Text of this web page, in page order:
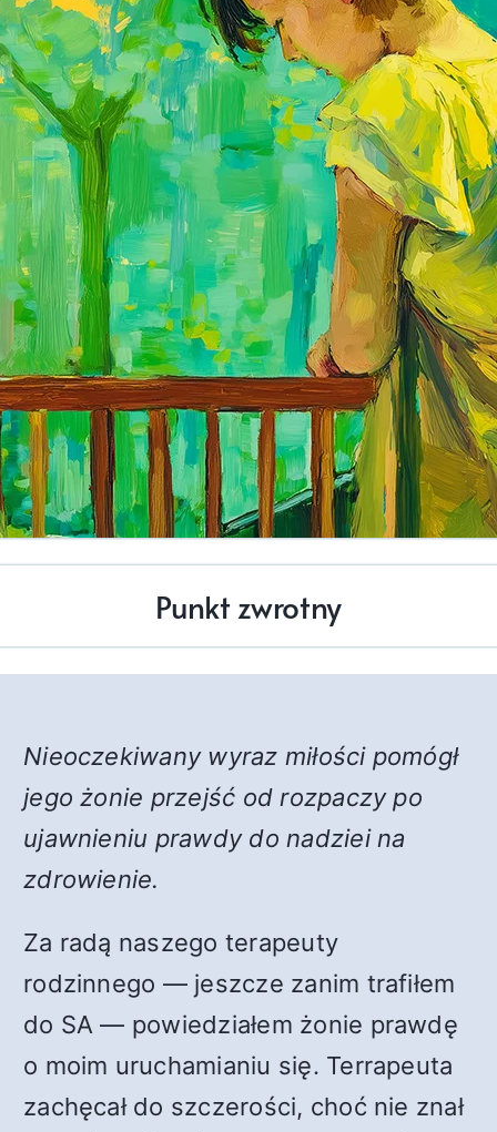
Punkt zwrotny
Nieoczekiwany wyraz miłości pomógł
jego żonie przejść od rozpaczy po
ujawnieniu prawdy do nadziei na
zdrowienie.
Za radą naszego terapeuty
rodzinnego — jeszcze zanim trafiłem
do SA — powiedziałem żonie prawdę
o moim uruchamianiu się. Terrapeuta
zachęcał do szczerości, choć nie znał